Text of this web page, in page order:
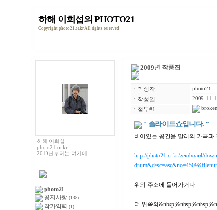
하해 이희섭의 PHOTO21
Copyright photo21.or.kr All rights reserved
하해 이희섭
photo21.or.kr
2010년부터는 여기에..
photo21
공지사항 (138)
작가약력 (1)
2009년 작품집
ㆍ 작성자 photo21
ㆍ 작성일 2009-11-
ㆍ 첨부#1
“ 슬라이드쇼입니다. ”
비어있는 공간을 말러의 가곡과
http://photo21.or.kr/zeroboard/
위의 주소에 들어가거나
더 위쪽의